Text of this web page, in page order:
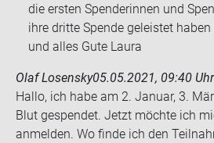
die ersten Spenderinnen und
ihre dritte Spende geleistet
und alles Gute Laura
Olaf Losensky05.05.2021, 09:40 Uhr
Hallo, ich habe am 2. Ja­nu­ar, 3.
Blut ge­spen­det. Jetzt möch­te ich
an­mel­den. Wo finde ich den